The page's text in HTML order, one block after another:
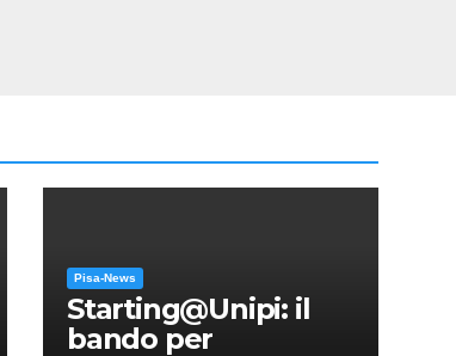
Pisa-News
Starting@Unipi: il
bando per